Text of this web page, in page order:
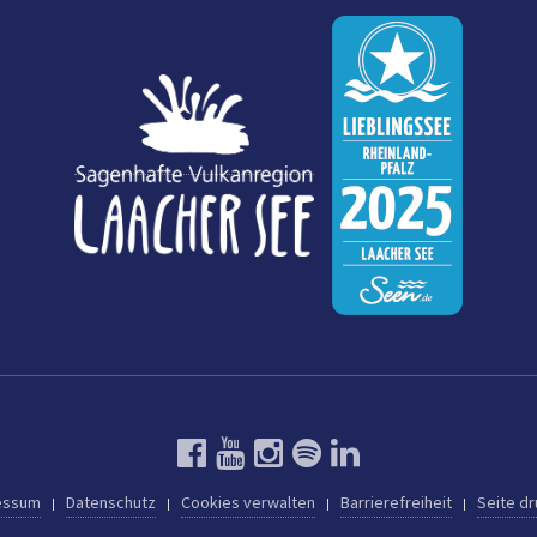
Datenschutz Cookies verwalten Barrierefreiheit Seite